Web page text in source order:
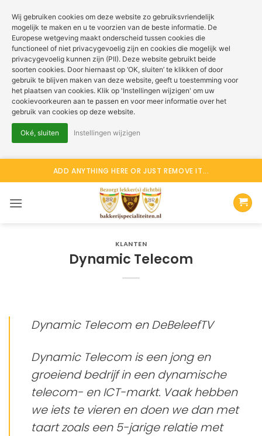
naar
ADD ANYTHING HERE OR JUST REMOVE IT...
KLANTEN
Dynamic Telecom
Dynamic Telecom en DeBeleefTV
Dynamic Telecom is een jong en
groeiend bedrijf in een dynamische
telecom- en ICT-markt. Vaak hebben
we iets te vieren en doen we dan met
taart zoals een 5-jarige relatie met
Wij gebruiken cookies om deze website zo gebruiksvriendelijk
mogelijk te maken en u te voorzien van de beste informatie. De
Europese wetgeving maakt onderscheid tussen cookies die
functioneel of niet privacygevoelig zijn en cookies die mogelijk wel
privacygevoelig kunnen zijn (PII). Deze website gebruikt beide
soorten cookies. Door hiernaast op ‘OK, sluiten’ te klikken of door
gebruik te blijven maken van deze website, geeft u toestemming voor
het plaatsen van cookies. Klik op 'Instellingen wijzigen' om uw
cookievoorkeuren aan te passen en voor meer informatie over het
gebruik van cookies op deze website.
Oké, sluiten Instellingen wijzigen